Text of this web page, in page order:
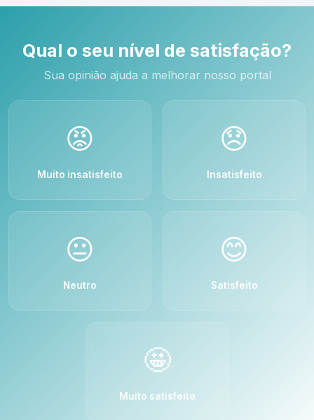
Qual o seu nível de satisfação?
Sua opinião ajuda a melhorar nosso portal
😡
Muito insatisfeito
😞
Insatisfeito
😐
Neutro
😊
Satisfeito
🤩
Muito satisfeito